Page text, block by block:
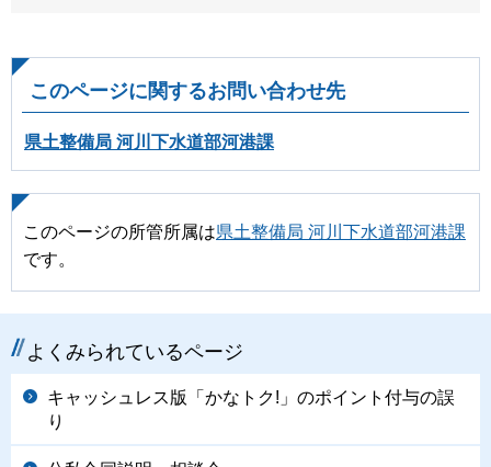
このページに関するお問い合わせ先
県土整備局 河川下水道部河港課
このページの所管所属は県土整備局 河川下水道部河港課
です。
よくみられているページ
キャッシュレス版「かなトク!」のポイント付与の誤
り